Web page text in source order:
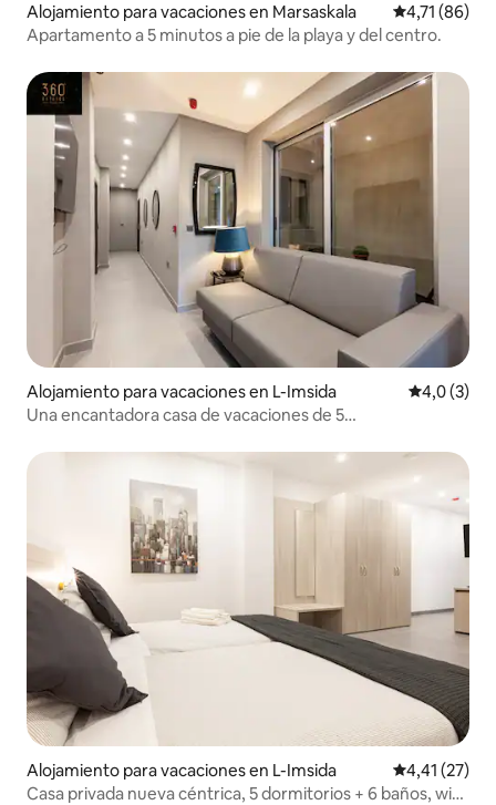
Alojamiento para vacaciones en Marsaskala Calificación
4,71 (86)
Apartamento a 5 minutos a pie de la playa y del centro.
Alojamiento para vacaciones en L-Imsida
4,0 (3)
Una encantadora casa de vacaciones de 5
ACONDICIONADO
Alojamiento para vacaciones en L-Imsida Calificación
4,41 (27)
Casa privada nueva céntrica, 5 dormitorios + 6 baños, wifi